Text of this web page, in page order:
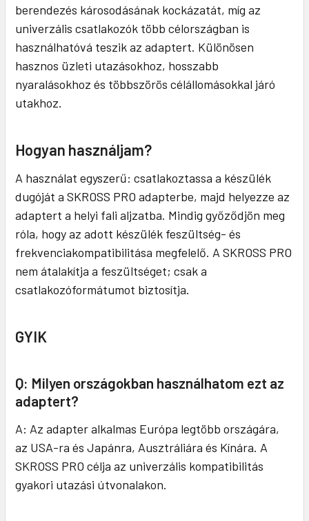
berendezés károsodásának kockázatát, míg az
univerzális csatlakozók több célországban is
használhatóvá teszik az adaptert. Különösen
hasznos üzleti utazásokhoz, hosszabb
nyaralásokhoz és többszörös célállomásokkal járó
utakhoz.
Hogyan használjam?
A használat egyszerű: csatlakoztassa a készülék
dugóját a SKROSS PRO adapterbe, majd helyezze az
adaptert a helyi fali aljzatba. Mindig győződjön meg
róla, hogy az adott készülék feszültség- és
frekvenciakompatibilitása megfelelő. A SKROSS PRO
nem átalakítja a feszültséget; csak a
csatlakozóformátumot biztosítja.
GYIK
Q: Milyen országokban használhatom ezt az
adaptert?
A: Az adapter alkalmas Európa legtöbb országára,
az USA-ra és Japánra, Ausztráliára és Kínára. A
SKROSS PRO célja az univerzális kompatibilitás
gyakori utazási útvonalakon.